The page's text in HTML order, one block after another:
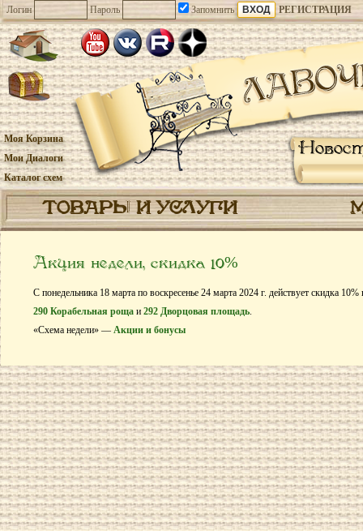
Логин Пароль Запомнить РЕГИСТРАЦИЯ
Моя Корзина
Мои Диалоги
Каталог схем
ТОВАРЫ И УСЛУГИ
Акция недели, скидка 10%
С понедельника 18 марта по воскресенье 24 марта 2024 г. действует скидка
290 Корабельная роща и 292 Дворцовая площадь.
«Схема недели» — Акции и бонусы